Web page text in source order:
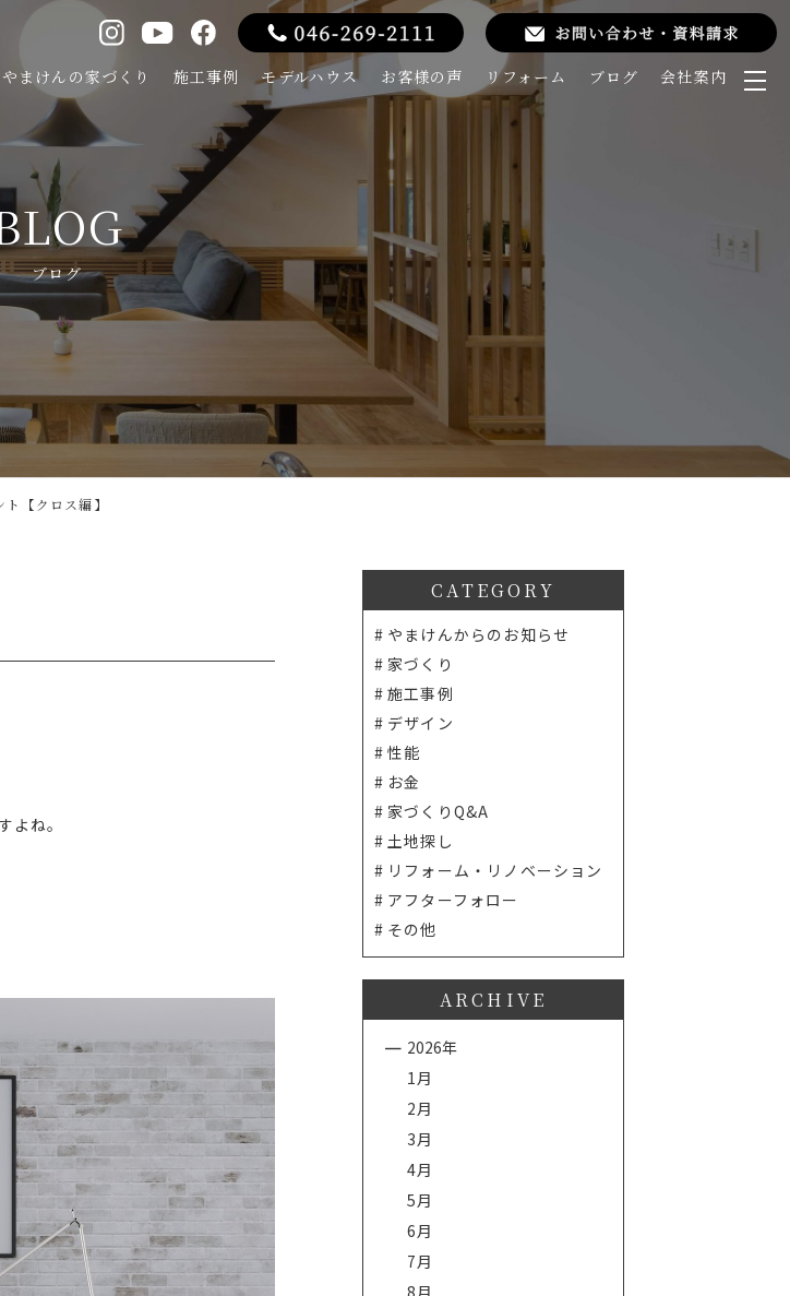
やまけんの家づくり 施工事例 モデルハウス お客様の声 リフォーム ブログ 会社案内
メ
開
く
ブログ
【クロス編】
よね。
CATEGORY
やまけんからのお知らせ
家づくり
施工事例
デザイン
性能
お金
家づくりQ&A
土地探し
リフォーム・リノベーション
アフターフォロー
その他
ARCHIVE
2026年
1月
2月
3月
4月
5月
6月
7月